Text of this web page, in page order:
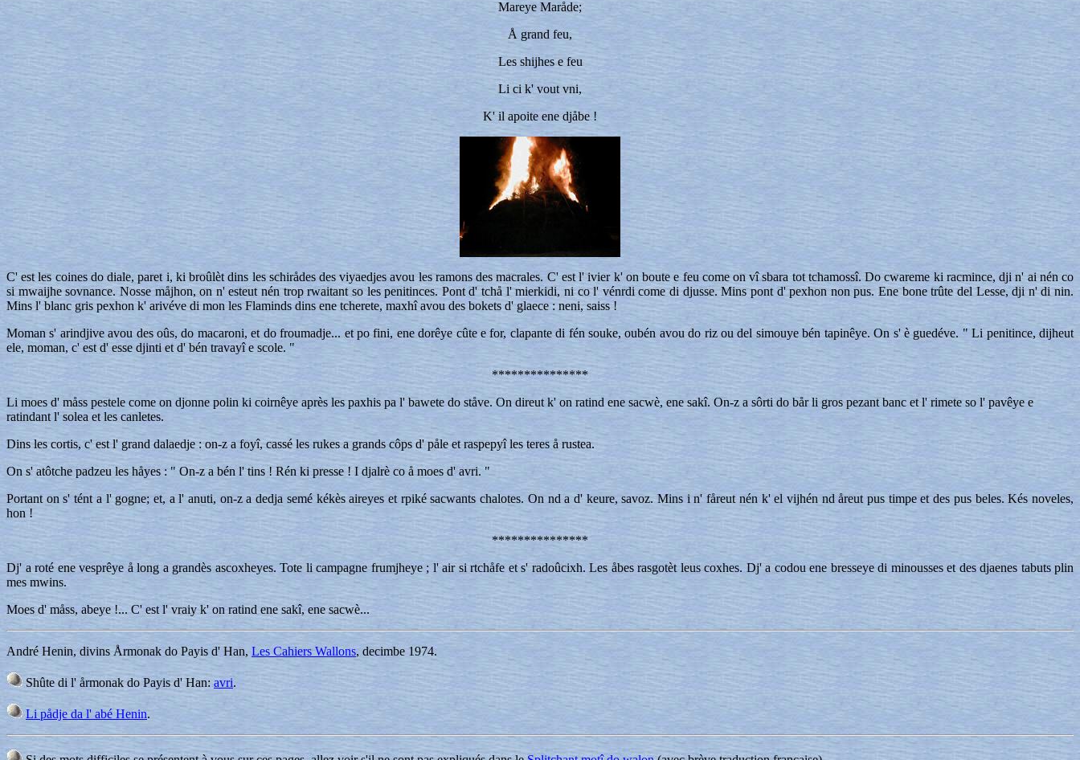
Mareye Maråde;
Å grand feu,
Les shijhes e feu
Li ci k' vout vni,
K' il apoite ene djåbe !
C' est les coines do diale, paret i, ki broûlèt dins les schirådes des viyaedjes avou les ramons des macrales. C' est l' ivier k' on boute e feu come on vî sbara tot tchamossî. Do cwareme ki racmince, dji n' ai nén co
si mwaijhe sovnance. Nosse måjhon, on n' esteut nén trop rwaitant so les penitinces. Pont d' tchå l' mierkidi, ni co l' vénrdi come di djusse. Mins pont d' pexhon non pus. Ene bone trûte del Lesse, dji n' di nin.
Mins l' blanc gris pexhon k' arivéve di mon les Flaminds dins ene tcherete, maxhî avou des bokets d' glaece : neni, saiss !
Moman s' arindjive avou des oûs, do macaroni, et do froumadje... et po fini, ene dorêye cûte e for, clapante di fén souke, oubén avou do riz ou del simouye bén tapinêye. On s' è guedéve. " Li penitince, dijheut
ele, moman, c' est d' esse djinti et d' bén travayî e scole. "
***************
Li moes d' måss pestele come on djonne polin ki coirnêye après les paxhis pa l' bawete do ståve. On direut k' on ratind ene sacwè, ene sakî. On-z a sôrti do bår li gros pezant banc et l' rimete so l' pavêye e
ratindant l' solea et les canletes.
Dins les cortis, c' est l' grand dalaedje : on-z a foyî, cassé les rukes a grands côps d' påle et raspepyî les teres å rustea.
On s' atôtche padzeu les håyes : " On-z a bén l' tins ! Rén ki presse ! I djalrè co å moes d' avri. "
Portant on s' tént a l' gogne; et, a l' anuti, on-z a dedja semé kékès aireyes et rpiké sacwants chalotes. On nd a d' keure, savoz. Mins i n' fåreut nén k' el vijhén nd åreut pus timpe et des pus beles. Kés noveles,
hon !
***************
Dj' a roté ene vesprêye å long a grandès ascoxheyes. Tote li campagne frumjheye ; l' air si rtchåfe et s' radoûcixh. Les åbes rasgotèt leus coxhes. Dj' a codou ene bresseye di minousses et des djaenes tabuts plin
mes mwins.
Moes d' måss, abeye !... C' est l' vraiy k' on ratind ene sakî, ene sacwè...
André Henin, divins Årmonak do Payis d' Han, Les Cahiers Wallons, decimbe 1974.
Shûte di l' årmonak do Payis d' Han: avri.
Li pådje da l' abé Henin.